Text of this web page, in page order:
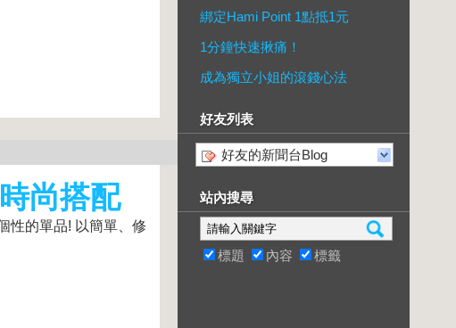
尚搭配
性的單品! 以簡單、修
綁定Hami Point 1點抵1元
1分鐘快速揪痛！
成為獨立小姐的滾錢心法
好友列表
好友的新聞台Blog
站內搜尋
標題 內容 標籤